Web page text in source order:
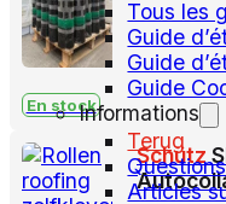
Tous les
Guide
Guide
Guide
Informations
Terug
Articles
En stock
Schütz